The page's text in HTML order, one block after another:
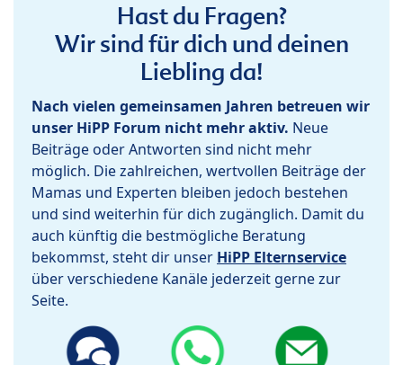
Hast du Fragen?
Wir sind für dich und deinen
Liebling da!
Nach vielen gemeinsamen Jahren betreuen wir
unser HiPP Forum nicht mehr aktiv. Neue
Beiträge oder Antworten sind nicht mehr
möglich. Die zahlreichen, wertvollen Beiträge der
Mamas und Experten bleiben jedoch bestehen
und sind weiterhin für dich zugänglich. Damit du
auch künftig die bestmögliche Beratung
bekommst, steht dir unser HiPP Elternservice
über verschiedene Kanäle jederzeit gerne zur
Seite.